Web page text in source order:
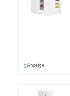
* Anzeige